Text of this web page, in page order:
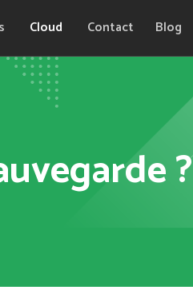
Cloud Contact Blog
?